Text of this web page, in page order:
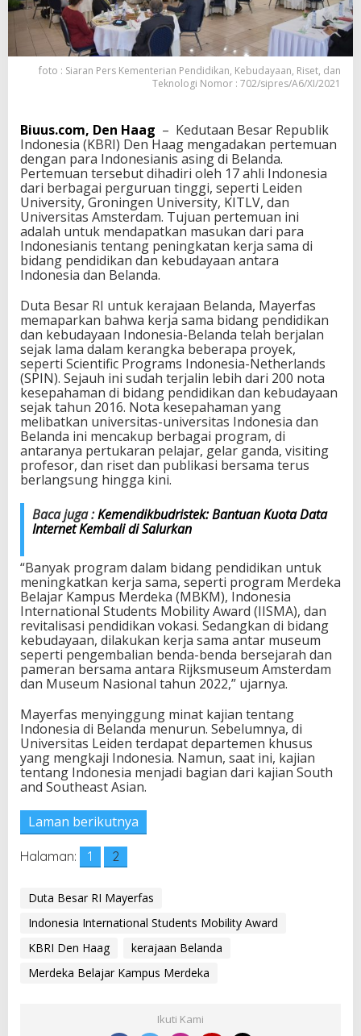
e
s
a
n
B
e
l
a
n
d
a
T
i
n
g
a
t
k
a
n
K
e
r
j
a
s
a
m
P
e
i
d
k
a
n
d
a
n
e
b
u
d
a
y
a
n
foto : Siaran Pers Kementerian Pendidikan, Kebudayaan, Riset, dan
Teknologi Nomor : 702/sipres/A6/XI/2021
Biuus.com, Den Haag – Kedutaan Besar Republik
Indonesia (KBRI) Den Haag mengadakan pertemuan
dengan para Indonesianis asing di Belanda.
Pertemuan tersebut dihadiri oleh 17 ahli Indonesia
dari berbagai perguruan tinggi, seperti Leiden
University, Groningen University, KITLV, dan
Universitas Amsterdam. Tujuan pertemuan ini
adalah untuk mendapatkan masukan dari para
Indonesianis tentang peningkatan kerja sama di
bidang pendidikan dan kebudayaan antara
Indonesia dan Belanda.
Duta Besar RI untuk kerajaan Belanda, Mayerfas
memaparkan bahwa kerja sama bidang pendidikan
dan kebudayaan Indonesia-Belanda telah berjalan
sejak lama dalam kerangka beberapa proyek,
seperti Scientific Programs Indonesia-Netherlands
(SPIN). Sejauh ini sudah terjalin lebih dari 200 nota
kesepahaman di bidang pendidikan dan kebudayaan
sejak tahun 2016. Nota kesepahaman yang
melibatkan universitas-universitas Indonesia dan
Belanda ini mencakup berbagai program, di
antaranya pertukaran pelajar, gelar ganda, visiting
profesor, dan riset dan publikasi bersama terus
berlangsung hingga kini.
Baca juga :Kemendikbudristek: Bantuan Kuota Data
Internet Kembali di Salurkan
“Banyak program dalam bidang pendidikan untuk
meningkatkan kerja sama, seperti program Merdeka
Belajar Kampus Merdeka (MBKM), Indonesia
International Students Mobility Award (IISMA), dan
revitalisasi pendidikan vokasi. Sedangkan di bidang
kebudayaan, dilakukan kerja sama antar museum
seperti pengembalian benda-benda bersejarah dan
pameran bersama antara Rijksmuseum Amsterdam
dan Museum Nasional tahun 2022,” ujarnya.
Mayerfas menyinggung minat kajian tentang
Indonesia di Belanda menurun. Sebelumnya, di
Universitas Leiden terdapat departemen khusus
yang mengkaji Indonesia. Namun, saat ini, kajian
tentang Indonesia menjadi bagian dari kajian South
and Southeast Asian.
Laman berikutnya
Halaman: 1 2
Duta Besar RI Mayerfas
Indonesia International Students Mobility Award
KBRI Den Haag
kerajaan Belanda
Merdeka Belajar Kampus Merdeka
Ikuti Kami